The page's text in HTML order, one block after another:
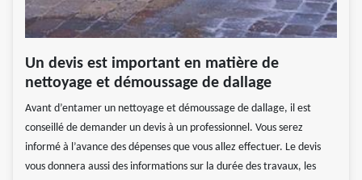
Un devis est important en matière de
nettoyage et démoussage de dallage
Avant d’entamer un nettoyage et démoussage de dallage, il est
conseillé de demander un devis à un professionnel. Vous serez
informé à l’avance des dépenses que vous allez effectuer. Le devis
vous donnera aussi des informations sur la durée des travaux, les